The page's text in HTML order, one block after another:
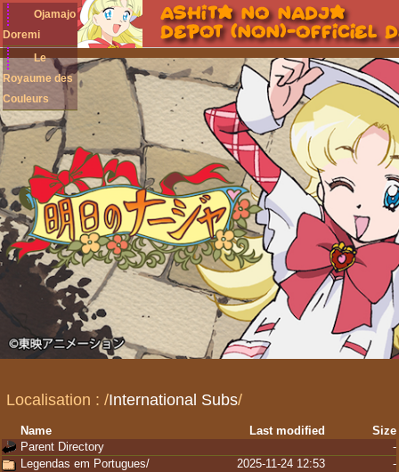
Ojamajo
Doremi
Le
Royaume des
Couleurs
Localisation :/International Subs/
Name Last modified
Size
Parent Directory
-
Legendas em Portugues/
2025-11-24 12:53
-